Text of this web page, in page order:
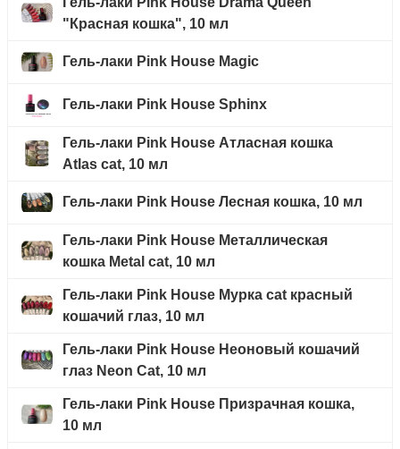
"Красная кошка", 10 мл
Гель-лаки Pink House Magic
Гель-лаки Pink House Sphinx
Гель-лаки Pink House Атласная кошка
Atlas cat, 10 мл
Гель-лаки Pink House Лесная кошка, 10 мл
Гель-лаки Pink House Металлическая
кошка Metal cat, 10 мл
Гель-лаки Pink House Мурка cat красный
кошачий глаз, 10 мл
Гель-лаки Pink House Неоновый кошачий
глаз Neon Cat, 10 мл
Гель-лаки Pink House Призрачная кошка,
10 мл